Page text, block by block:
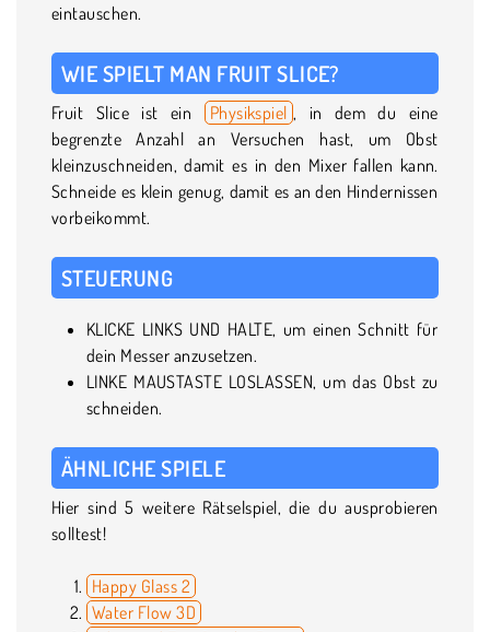
eintauschen.
WIE SPIELT MAN FRUIT SLICE?
Fruit Slice ist ein Physikspiel , in dem du eine
begrenzte Anzahl an Versuchen hast, um Obst
kleinzuschneiden, damit es in den Mixer fallen kann.
Schneide es klein genug, damit es an den Hindernissen
vorbeikommt.
STEUERUNG
KLICKE LINKS UND HALTE, um einen Schnitt für
dein Messer anzusetzen.
LINKE MAUSTASTE LOSLASSEN, um das Obst zu
schneiden.
ÄHNLICHE SPIELE
Hier sind 5 weitere Rätselspiel, die du ausprobieren
solltest!
Happy Glass 2
Water Flow 3D